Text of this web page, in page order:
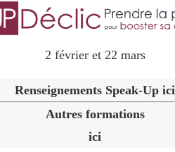
2 février et 22 mars
Renseignements Speak-Up ici
Autres formations
ici